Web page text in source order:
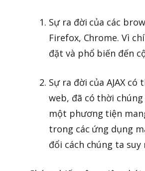
Sự ra đời của các
Firefox, Chrome. Vì
đặt và phổ biến đến
Sự ra đời của AJAX
web, đã có thời
một phương tiện
trong các ứng dụng
đổi cách chúng ta